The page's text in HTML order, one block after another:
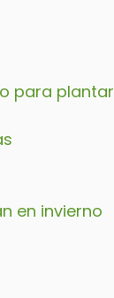
para plantar
en invierno